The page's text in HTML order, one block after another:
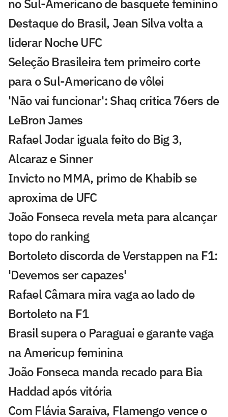
no Sul-Americano de basquete feminino
Destaque do Brasil, Jean Silva volta a
liderar Noche UFC
Seleção Brasileira tem primeiro corte
para o Sul-Americano de vôlei
'Não vai funcionar': Shaq critica 76ers de
LeBron James
Rafael Jodar iguala feito do Big 3,
Alcaraz e Sinner
Invicto no MMA, primo de Khabib se
aproxima de UFC
João Fonseca revela meta para alcançar
topo do ranking
Bortoleto discorda de Verstappen na F1:
'Devemos ser capazes'
Rafael Câmara mira vaga ao lado de
Bortoleto na F1
Brasil supera o Paraguai e garante vaga
na Americup feminina
João Fonseca manda recado para Bia
Haddad após vitória
Com Flávia Saraiva, Flamengo vence o